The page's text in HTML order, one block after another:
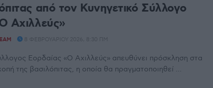
από τον Κυνηγετικό Σύλλογο
Αχιλλεύς»
8 ΦΕΒΡΟΥΑΡΊΟΥ 2026, 8:30 ΠΜ
Εορδαίας «Ο Αχιλλεύς» απευθύνει πρόσκληση στα
της βασιλόπιτας, η οποία θα πραγματοποιηθεί ...